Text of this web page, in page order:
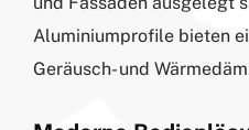
Aluminiumprofile bieten
Geräusch- und